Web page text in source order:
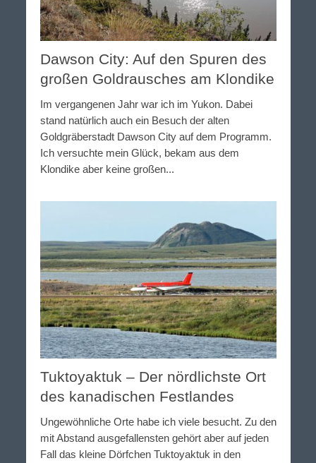
Dawson City: Auf den Spuren des
großen Goldrausches am Klondike
Im vergangenen Jahr war ich im Yukon. Dabei
stand natürlich auch ein Besuch der alten
Goldgräberstadt Dawson City auf dem Programm.
Ich versuchte mein Glück, bekam aus dem
Klondike aber keine großen...
Tuktoyaktuk – Der nördlichste Ort
des kanadischen Festlandes
Ungewöhnliche Orte habe ich viele besucht. Zu den
mit Abstand ausgefallensten gehört aber auf jeden
Fall das kleine Dörfchen Tuktoyaktuk in den